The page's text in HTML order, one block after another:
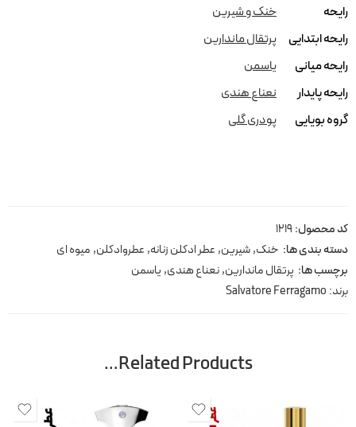
رایحه
خنک و شیرین
رایحه ابتدایی
پرتقال ماندارین
رایحه میانی
یاسمن
رایحه پایدار
نعناع هندی
گروه بویایی
پودری گلی
کد محصول:1219
دسته بندی ها: خنک,شیرین, عطر ادکلن زنانه, عطروادکلن, میوه ای
برچسب ها: پرتقال ماندارین,نعناع هندی, یاسمن
برند: Salvatore Ferragamo
Related Products…